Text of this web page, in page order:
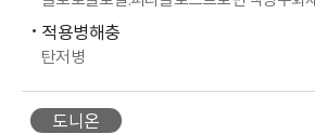
적용병해충
탄저병
도니온